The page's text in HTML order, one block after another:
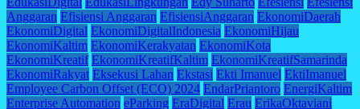
Anggaran Efisiensi Anggaran EfisiensiAnggaran EkonomiDaerah
EkonomiDigital EkonomiDigitalIndonesia EkonomiHijau
EkonomiKaltim EkonomiKerakyatan EkonomiKota
EkonomiKreatif EkonomiKreatifKaltim EkonomiKreatifSamarinda
EkonomiRakyat Eksekusi Lahan Ekstasi Ekti Imanuel EktiImanuel
Employee Carbon Offset (ECO) 2024 EndarPriantoro EnergiKaltim
Enterprise Automation eParking EraDigital Erau ErikaOktaviani